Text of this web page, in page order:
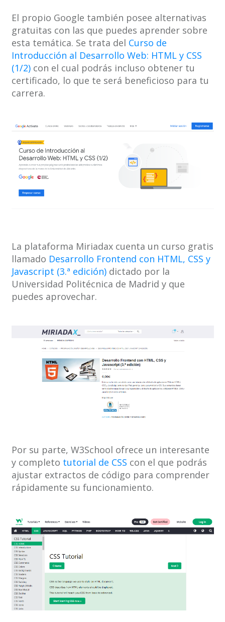
El propio Google también posee alternativas
gratuitas con las que puedes aprender sobre
esta temática. Se trata del Curso de
Introducción al Desarrollo Web: HTML y CSS
(1/2)con el cual podrás incluso obtener tu
certificado, lo que te será beneficioso para tu
carrera.
La plataforma Miriadax cuenta un curso gratis
llamado Desarrollo Frontend con HTML, CSS y
Javascript (3.ª edición)dictado por la
Universidad Politécnica de Madrid y que
puedes aprovechar.
Por su parte, W3School ofrece un interesante
y completo tutorial de CSS con el que podrás
ajustar extractos de código para comprender
rápidamente su funcionamiento.